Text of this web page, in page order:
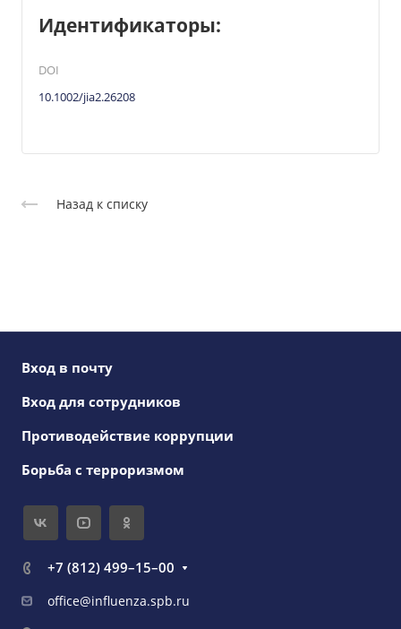
Идентификаторы:
DOI
10.1002/jia2.26208
Назад к списку
Вход в почту
Вход для сотрудников
Противодействие коррупции
Борьба с терроризмом
+7 (812) 499–15–00
office@influenza.spb.ru